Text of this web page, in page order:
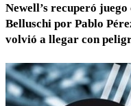
Newell’s recuperó
Belluschi por Pablo
volvió a llegar con